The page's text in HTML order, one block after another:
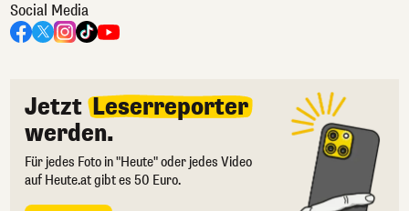
Social Media
Jetzt Leserreporter
werden.
Für jedes Foto in "Heute" oder jedes Video
auf Heute.at gibt es 50 Euro.